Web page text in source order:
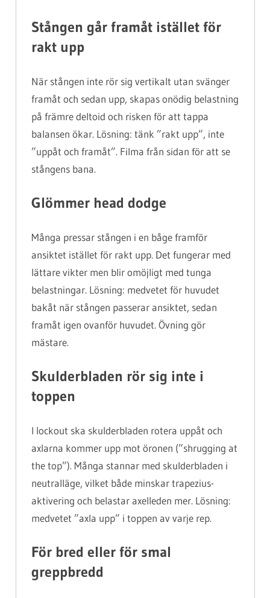
Stången går framåt istället för
rakt upp
När stången inte rör sig vertikalt utan svänger
framåt och sedan upp, skapas onödig belastning
på främre deltoid och risken för att tappa
balansen ökar. Lösning: tänk ”rakt upp”, inte
”uppåt och framåt”. Filma från sidan för att se
stångens bana.
Glömmer head dodge
Många pressar stången i en båge framför
ansiktet istället för rakt upp. Det fungerar med
lättare vikter men blir omöjligt med tunga
belastningar. Lösning: medvetet för huvudet
bakåt när stången passerar ansiktet, sedan
framåt igen ovanför huvudet. Övning gör
mästare.
Skulderbladen rör sig inte i
toppen
I lockout ska skulderbladen rotera uppåt och
axlarna kommer upp mot öronen (”shrugging at
the top”). Många stannar med skulderbladen i
neutralläge, vilket både minskar trapezius-
aktivering och belastar axelleden mer. Lösning:
medvetet ”axla upp” i toppen av varje rep.
För bred eller för smal
greppbredd